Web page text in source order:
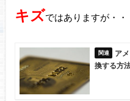
キズではありますが・・
ア
換する方